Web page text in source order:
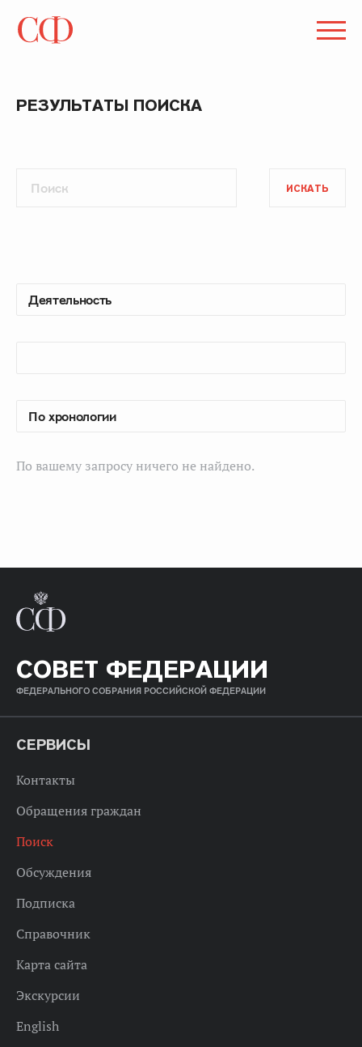
РЕЗУЛЬТАТЫ ПОИСКА
ИСКАТЬ
По вашему запросу ничего не найдено.
СОВЕТ ФЕДЕРАЦИИ
ФЕДЕРАЛЬНОГО СОБРАНИЯ РОССИЙСКОЙ ФЕДЕРАЦИИ
СЕРВИСЫ
Контакты
Обращения граждан
Поиск
Обсуждения
Подписка
Справочник
Карта сайта
Экскурсии
English